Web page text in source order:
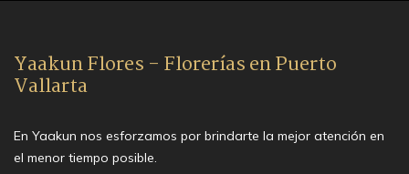
Yaakun Flores - Florerías en Puerto
Vallarta
En Yaakun nos esforzamos por brindarte la mejor atención en
el menor tiempo posible.